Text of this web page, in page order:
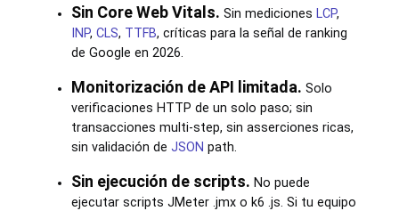
Sin Core Web Vitals. Sin mediciones LCP,
INP, CLS, TTFB, críticas para la señal de ranking
de Google en 2026.
Monitorización de API limitada. Solo
verificaciones HTTP de un solo paso; sin
transacciones multi-step, sin asserciones ricas,
sin validación de JSON path.
Sin ejecución de scripts. No puede
ejecutar scripts JMeter .jmx o k6 .js. Si tu equipo